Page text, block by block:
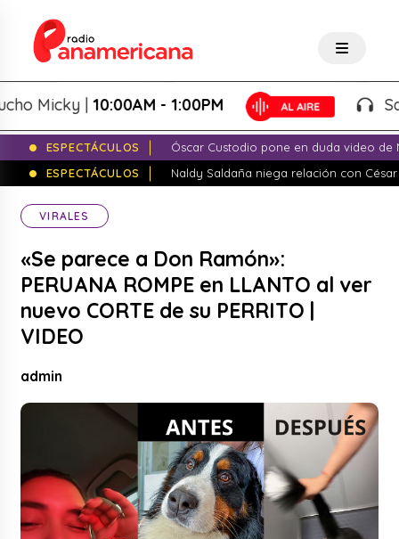
Micky |10:00AM - 1:00PM
ESPECTÁCULOS
Óscar Custodio pone en duda video de
ESPECTÁCULOS
Naldy Saldaña niega relación con
VIRALES
«Se parece a Don Ramón»:
PERUANA ROMPE en LLANTO al ver
nuevo CORTE de su PERRITO |
VIDEO
admin